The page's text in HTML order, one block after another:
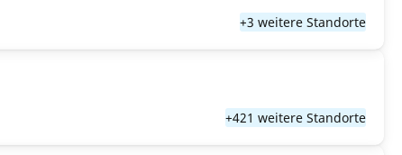
+3 weitere Standorte
+421 weitere Standorte